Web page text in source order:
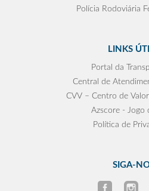
Polícia Rodoviária
LINKS
Portal da
Central de
CVV – Centro de
Azscore - Jogo
Política de
SIGA-